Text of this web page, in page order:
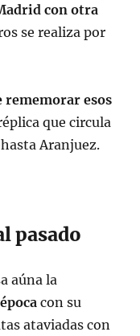
con otra
se realiza por
rememorar esos
que circula
Aranjuez.
pasado
aúna la
con su
ataviadas con